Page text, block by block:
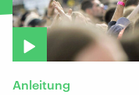
Anleitung